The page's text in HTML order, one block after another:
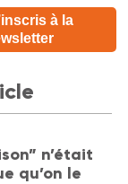
n’était
qu’on le